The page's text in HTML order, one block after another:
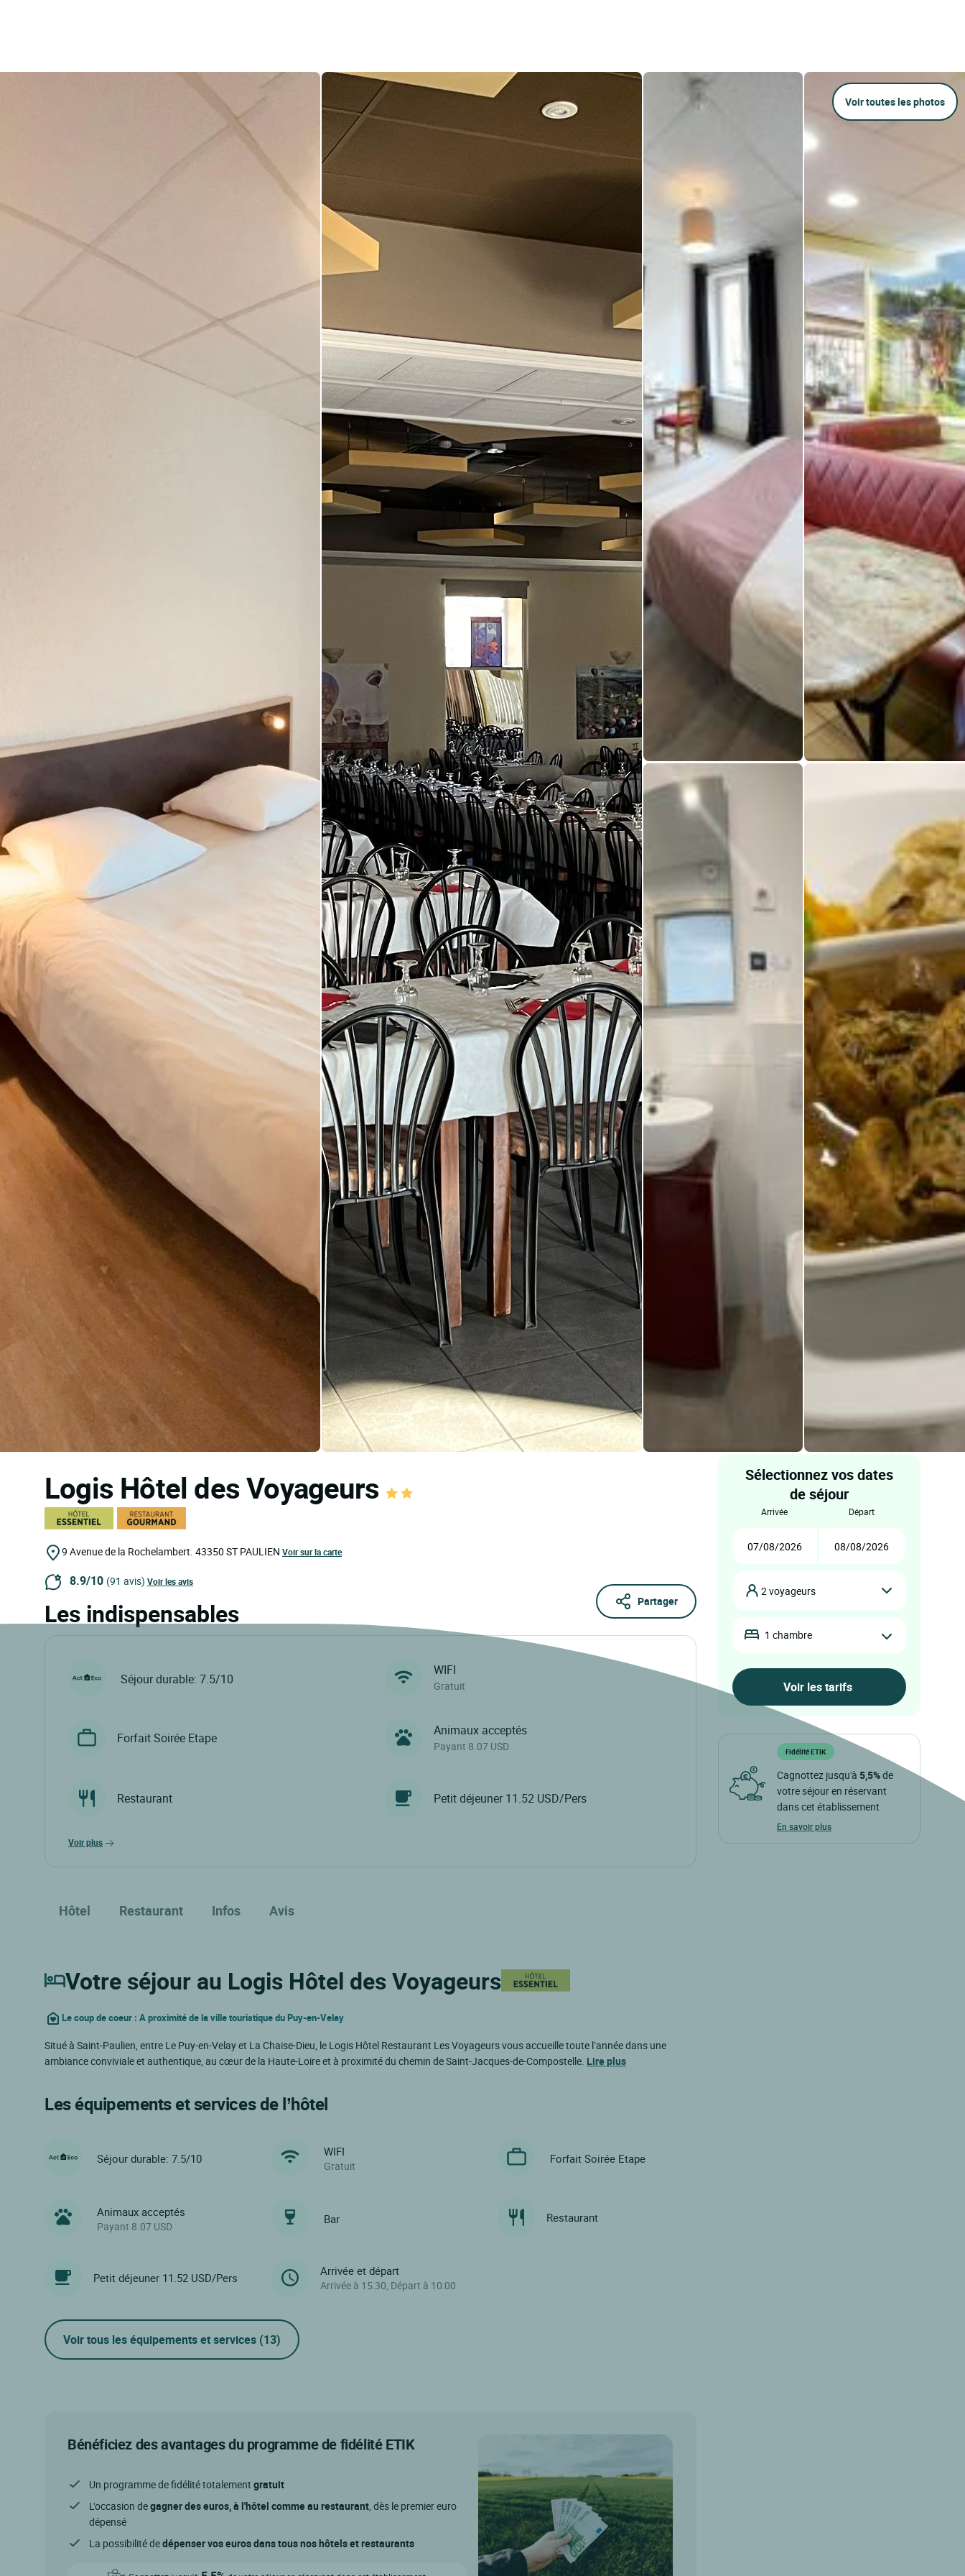
Voir toutes les photos
Logis Hôtel des Voyageurs
9 Avenue de la Rochelambert. 43350 ST PAULIEN Voir sur la carte
8.9/10 (91 avis) Voir les avis
Partager
Les indispensables
Séjour durable: 7.5/10
WIFI
Gratuit
Forfait Soirée Etape Animaux acceptés
Payant 8.07 USD
Restaurant Petit déjeuner 11.52 USD/Pers
voir plus
Hôtel Restaurant Infos Avis
Votre séjour au Logis Hôtel des Voyageurs
Le coup de coeur : A proximité de la ville touristique du Puy-en-Velay
Situé à Saint-Paulien, entre Le Puy-en-Velay et La Chaise-Dieu, le Logis Hôtel Restaurant Les Voyageurs vous accueille toute l’année dans une
ambiance conviviale et authentique, au cœur de la Haute-Loire et à proximité du chemin de Saint-Jacques-de-Compostelle. Lire plus
Les équipements et services de l’hôtel
Séjour durable: 7.5/10 WIFI
Gratuit
Forfait Soirée Etape
Animaux acceptés
Payant 8.07 USD
Bar Restaurant
Petit déjeuner 11.52 USD/Pers Arrivée et départ
Arrivée à 15:30, Départ à 10:00
Voir tous les équipements et services (13)
Bénéficiez des avantages du programme de fidélité ETIK
Un programme de fidélité totalement gratuit
L'occasion degagner des euros, à l'hôtel comme au restaurant , dès le premier euro
dépensé
La possibilité dedépenser vos euros dans tous nos hôtels et restaurants
Sélectionnez vos dates
de séjour
arrivée départ
2 voyageurs
1 chambre
Fidélité ETIK
Cagnottez jusqu'à 5,5%de
votre séjour en réservant
dans cet établissement
En savoir plus